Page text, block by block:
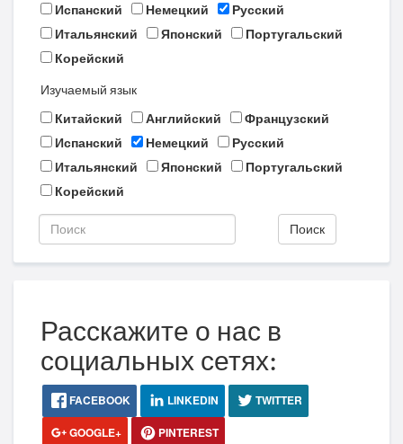
Испанский
Немецкий
Русский
Итальянский
Японский
Португальский
Корейский
Изучаемый язык
Китайский
Английский
Французский
Испанский
Немецкий
Русский
Итальянский
Японский
Португальский
Корейский
Поиск
Расскажите о нас в
социальных сетях:
FACEBOOK LINKEDIN
TWITTER
GOOGLE+
PINTEREST